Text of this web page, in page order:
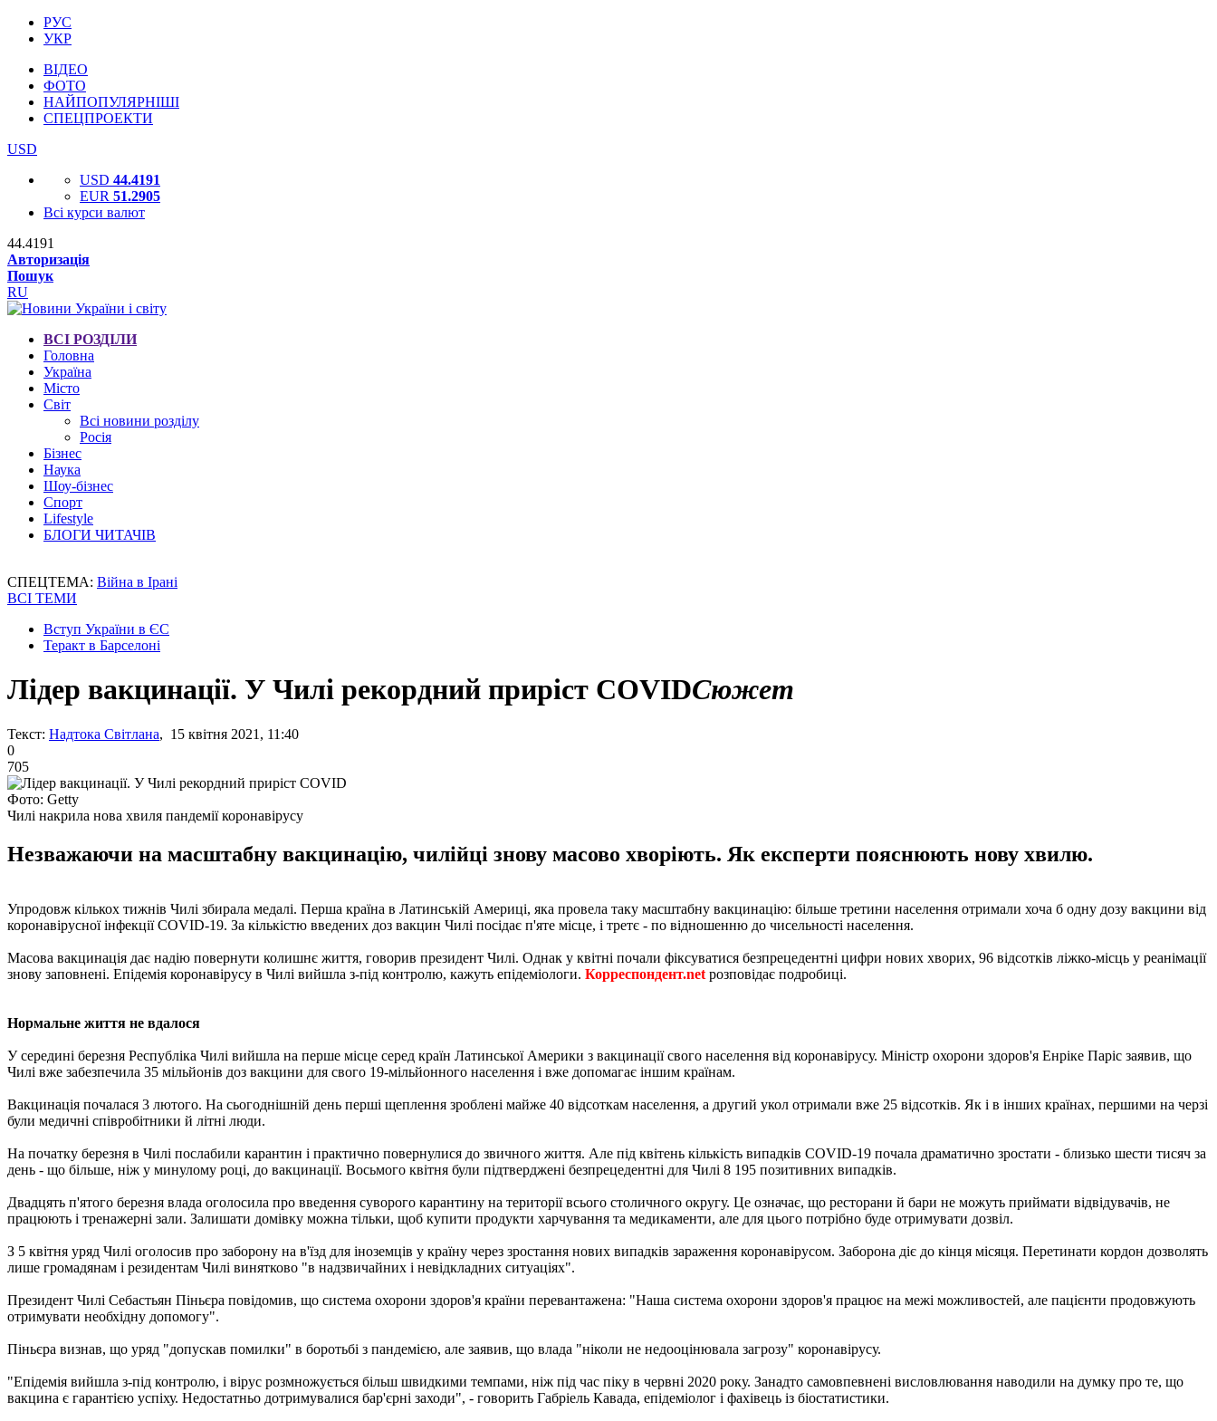
РУС
УКР
ВІДЕО
ФОТО
НАЙПОПУЛЯРНІШІ
СПЕЦПРОЕКТИ
USD
USD 44.4191
EUR 51.2905
Всі курси валют
44.4191
Авторизація
Пошук
RU
ВСІ РОЗДІЛИ
Головна
Україна
Місто
Світ
Всі новини розділу
Росія
Бізнес
Наука
Шоу-бізнес
Спорт
Lifestyle
БЛОГИ ЧИТАЧІВ
СПЕЦТЕМА: Війна в Ірані
ВСІ ТЕМИ
Вступ України в ЄС
Теракт в Барселоні
Лідер вакцинації. У Чилі рекордний приріст COVIDСюжет
Текст: Надтока Світлана, 15 квітня 2021, 11:40
0
705
Фото: Getty
Чилі накрила нова хвиля пандемії коронавірусу
Незважаючи на масштабну вакцинацію, чилійці знову масово хворіють. Як експерти пояснюють нову хвилю.
Упродовж кількох тижнів Чилі збирала медалі. Перша країна в Латинській Америці, яка провела таку масштабну вакцинацію: більше третини населення отримали хоча б одну дозу вакцини від
коронавірусної інфекції COVID-19. За кількістю введених доз вакцин Чилі посідає п'яте місце, і третє - по відношенню до чисельності населення.
Масова вакцинація дає надію повернути колишнє життя, говорив президент Чилі. Однак у квітні почали фіксуватися безпрецедентні цифри нових хворих, 96 відсотків ліжко-місць у реанімації
знову заповнені. Епідемія коронавірусу в Чилі вийшла з-під контролю, кажуть епідеміологи. Корреспондент.net розповідає подробиці.
Нормальне життя не вдалося
У середині березня Республіка Чилі вийшла на перше місце серед країн Латинської Америки з вакцинації свого населення від коронавірусу. Міністр охорони здоров'я Енріке Паріс заявив, що
Чилі вже забезпечила 35 мільйонів доз вакцини для свого 19-мільйонного населення і вже допомагає іншим країнам.
Вакцинація почалася 3 лютого. На сьогоднішній день перші щеплення зроблені майже 40 відсоткам населення, а другий укол отримали вже 25 відсотків. Як і в інших країнах, першими на черзі
були медичні співробітники й літні люди.
На початку березня в Чилі послабили карантин і практично повернулися до звичного життя. Але під квітень кількість випадків COVID-19 почала драматично зростати - близько шести тисяч за
день - що більше, ніж у минулому році, до вакцинації. Восьмого квітня були підтверджені безпрецедентні для Чилі 8 195 позитивних випадків.
Двадцять п'ятого березня влада оголосила про введення суворого карантину на території всього столичного округу. Це означає, що ресторани й бари не можуть приймати відвідувачів, не
працюють і тренажерні зали. Залишати домівку можна тільки, щоб купити продукти харчування та медикаменти, але для цього потрібно буде отримувати дозвіл.
З 5 квітня уряд Чилі оголосив про заборону на в'їзд для іноземців у країну через зростання нових випадків зараження коронавірусом. Заборона діє до кінця місяця. Перетинати кордон дозволять
лише громадянам і резидентам Чилі винятково "в надзвичайних і невідкладних ситуаціях".
Президент Чилі Себастьян Піньєра повідомив, що система охорони здоров'я країни перевантажена: "Наша система охорони здоров'я працює на межі можливостей, але пацієнти продовжують
отримувати необхідну допомогу".
Піньєра визнав, що уряд "допускав помилки" в боротьбі з пандемією, але заявив, що влада "ніколи не недооцінювала загрозу" коронавірусу.
"Епідемія вийшла з-під контролю, і вірус розмножується більш швидкими темпами, ніж під час піку в червні 2020 року. Занадто самовпевнені висловлювання наводили на думку про те, що
вакцина є гарантією успіху. Недостатньо дотримувалися бар'єрні заходи", - говорить Габріель Кавада, епідеміолог і фахівець із біостатистики.